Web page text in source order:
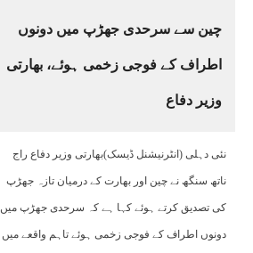
34°C 33°C 33°C
04:00
32°C 32°C
چین سے سرحدی جھڑپ میں دونوں
اطراف کے فوجی زخمی ہوئے، بھارتی
وزیر دفاع
نئی دہلی (انٹرنیشنل ڈیسک)بھارتی وزیر دفاع راج
ناتھ سنگھ نے چین اور بھارت کے درمیان تازہ جھڑپ
کی تصدیق کرتے ہوئے کہا ہے کہ سرحدی جھڑپ میں
دونوں اطراف کے فوجی زخمی ہوئے تاہم واقعے میں